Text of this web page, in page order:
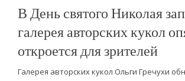
В День святого Николая
галерея авторских кукол
откроется для зрителей
Галерея авторских кукол Ольги Гречухи